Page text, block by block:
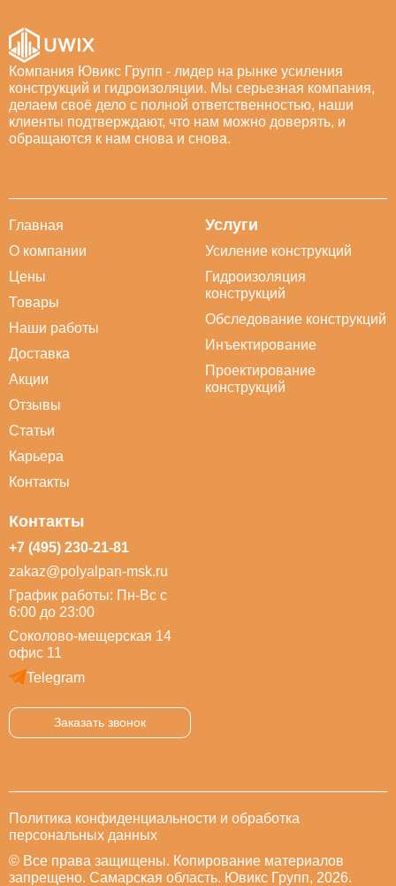
Компания Ювикс Групп - лидер на рынке усиления
конструкций и гидроизоляции. Мы серьезная компания,
делаем своё дело с полной ответственностью, наши
клиенты подтверждают, что нам можно доверять, и
обращаются к нам снова и снова.
Главная
О компании
Цены
Товары
Наши работы
Доставка
Акции
Отзывы
Статьи
Карьера
Контакты
Услуги
Усиление конструкций
Гидроизоляция
конструкций
Обследование конструкций
Инъектирование
Проектирование
конструкций
Контакты
+7 (495) 230-21-81
zakaz@polyalpan-msk.ru
График работы: Пн-Вс с
6:00 до 23:00
Соколово-мещерская 14
офис 11
Telegram
Заказать звонок
Политика конфиденциальности и обработка
персональных данных
© Все права защищены. Копирование материалов
запрещено. Самарская область. Ювикс Групп, 2026.